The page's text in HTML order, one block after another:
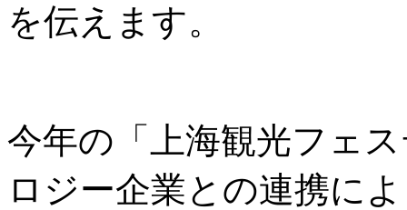
を伝えます。
今年の「上海観光フェ
ロジー企業との連携に